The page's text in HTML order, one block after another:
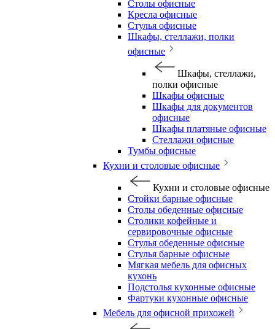
Столы офисные
Кресла офисные
Стулья офисные
Шкафы, стеллажи, полки
офисные
Шкафы, стеллажи,
полки офисные
Шкафы офисные
Шкафы для документов
офисные
Шкафы платяные офисные
Стеллажи офисные
Тумбы офисные
Кухни и столовые офисные
Кухни и столовые офисные
Стойки барные офисные
Столы обеденные офисные
Столики кофейные и
сервировочные офисные
Стулья обеденные офисные
Стулья барные офисные
Мягкая мебель для офисных
кухонь
Подстолья кухонные офисные
Фартуки кухонные офисные
Мебель для офисной прихожей